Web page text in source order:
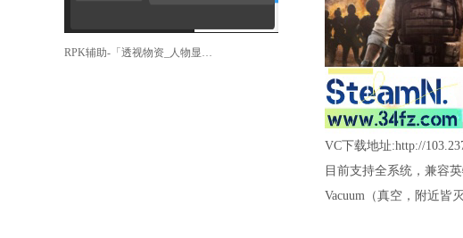
RPK辅助-「透视物资_人物显示_精准梓喵」
VC下载地址:http://
目前支持全系统，兼容
Vacuum（真空，附近皆